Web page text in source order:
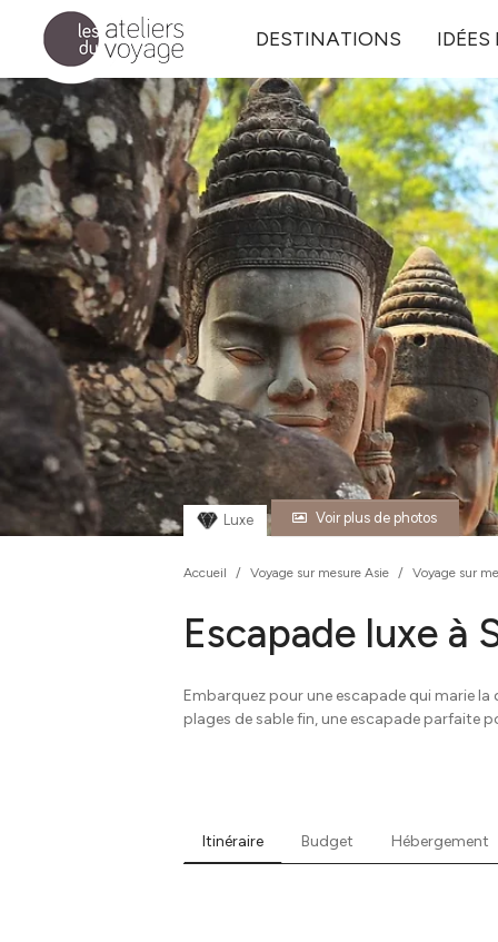
Aller au contenu principal
DESTINATIONS IDÉES
Luxe Voir plus de photos
Accueil / Voyage sur mesure Asie / Voyage sur
Escapade luxe à
Embarquez pour une escapade qui marie la
plages de sable fin, une escapade parfaite
Itinéraire Budget Hébergement